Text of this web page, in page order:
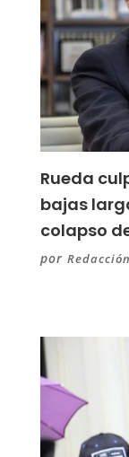
Rueda
bajas
colapso
por Redacción